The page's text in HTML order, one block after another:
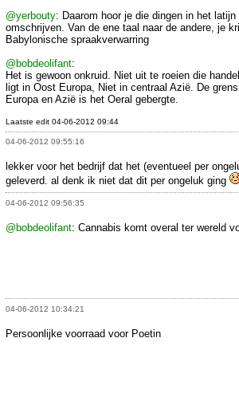
@yerbouty: Daarom hoor je die dingen in het latijn
omschrijven. Van de ene taal naar de andere, je
Babylonische spraakverwarring
@bobdeolifant:
Het is gewoon onkruid. Niet uit te roeien die
ligt in Oost Europa, Niet in centraal Azië. De
Europa en Azië is het Oeral gebergte.
Laatste edit 04-06-2012 09:44
04-06-2012 09:55:16
lekker voor het bedrijf dat het (eventueel per
geleverd. al denk ik niet dat dit per ongeluk ging
04-06-2012 09:56:35
@bobdeolifant: Cannabis komt overal ter wereld
04-06-2012 10:34:21
Persoonlijke voorraad voor Poetin